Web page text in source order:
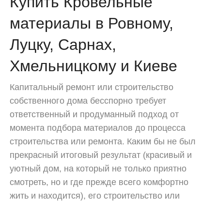
материалы в Ровному,
Луцку, Сарнах,
Хмельницкому и Киеве
Капитальный ремонт или строительство
собственного дома бесспорно требует
ответственный и продуманный подход от
момента подбора материалов до процесса
строительства или ремонта. Каким бы не был
прекрасный итоговый результат (красивый и
уютный дом, на который не только приятно
смотреть, но и где прежде всего комфортно
жить и находится), его строительство или